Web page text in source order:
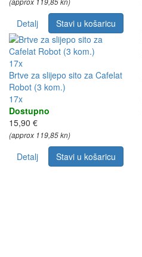
Detalj Stavi u košaricu
17x
Brtve za slijepo sito za Cafelat
Robot (3 kom.)
17x
Dostupno
15,90 €
(approx 119,85 kn)
Detalj Stavi u košaricu